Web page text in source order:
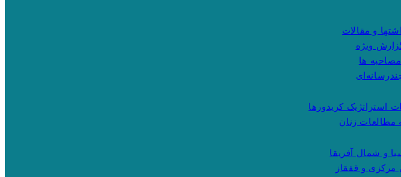
و مقالات
ویژه
مصاحبه ها
استراتژیک کریدورها
مطالعات زنان
و شمال آفریقا
مرکزی و قفقاز